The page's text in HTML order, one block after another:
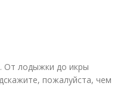
От лодыжки до икры
пожалуйста, чем